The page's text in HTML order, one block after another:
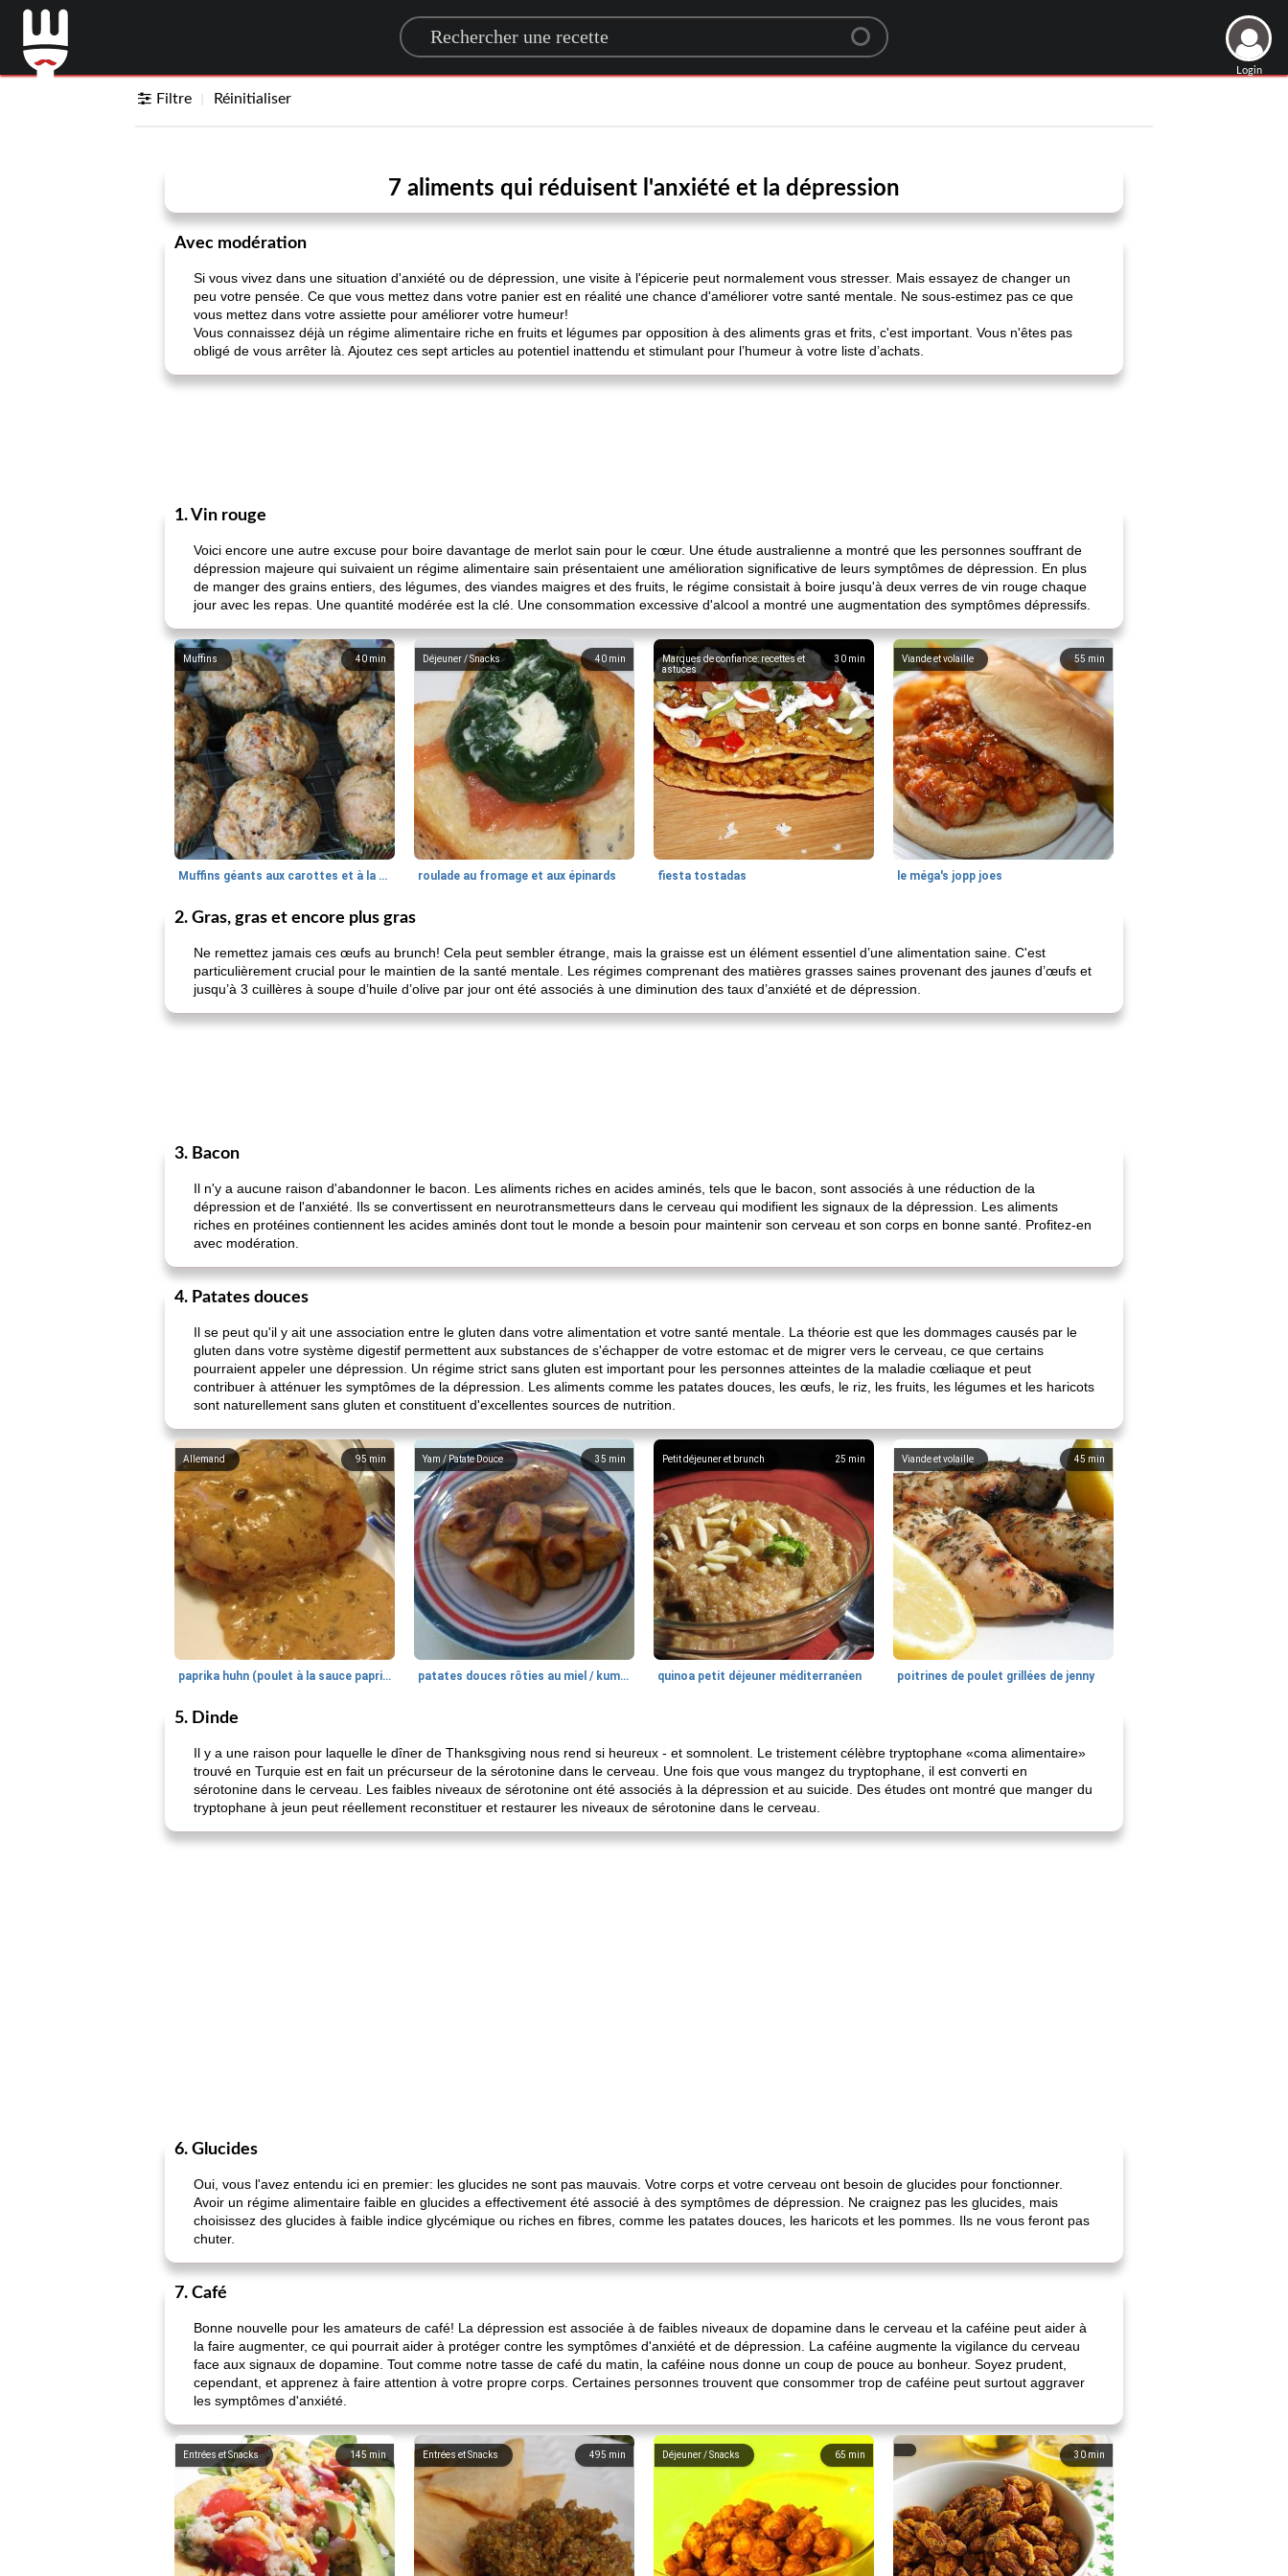
Search for a recipe
Login
Filtre Réinitialiser
7 aliments qui réduisent l'anxiété et la dépression
Avec modération
Si vous vivez dans une situation d'anxiété ou de dépression, une visite à l'épicerie peut normalement vous stresser. Mais essayez de changer un
peu votre pensée. Ce que vous mettez dans votre panier est en réalité une chance d'améliorer votre santé mentale. Ne sous-estimez pas ce que
vous mettez dans votre assiette pour améliorer votre humeur!
Vous connaissez déjà un régime alimentaire riche en fruits et légumes par opposition à des aliments gras et frits, c'est important. Vous n'êtes pas
obligé de vous arrêter là. Ajoutez ces sept articles au potentiel inattendu et stimulant pour l’humeur à votre liste d’achats.
1. Vin rouge
Voici encore une autre excuse pour boire davantage de merlot sain pour le cœur. Une étude australienne a montré que les personnes souffrant de
dépression majeure qui suivaient un régime alimentaire sain présentaient une amélioration significative de leurs symptômes de dépression. En plus
de manger des grains entiers, des légumes, des viandes maigres et des fruits, le régime consistait à boire jusqu'à deux verres de vin rouge chaque
jour avec les repas. Une quantité modérée est la clé. Une consommation excessive d'alcool a montré une augmentation des symptômes dépressifs.
40 min
Muffins
Muffins géants aux carottes et à la banane de Nif
40 min
Déjeuner / Snacks
roulade au fromage et aux épinards
30 min
Marques de confiance: recettes et
astuces
fiesta tostadas
55 min
Viande et volaille
le méga's jopp joes
2. Gras, gras et encore plus gras
Ne remettez jamais ces œufs au brunch! Cela peut sembler étrange, mais la graisse est un élément essentiel d’une alimentation saine. C'est
particulièrement crucial pour le maintien de la santé mentale. Les régimes comprenant des matières grasses saines provenant des jaunes d’œufs et
jusqu’à 3 cuillères à soupe d’huile d’olive par jour ont été associés à une diminution des taux d’anxiété et de dépression.
3. Bacon
Il n'y a aucune raison d'abandonner le bacon. Les aliments riches en acides aminés, tels que le bacon, sont associés à une réduction de la
dépression et de l'anxiété. Ils se convertissent en neurotransmetteurs dans le cerveau qui modifient les signaux de la dépression. Les aliments
riches en protéines contiennent les acides aminés dont tout le monde a besoin pour maintenir son cerveau et son corps en bonne santé. Profitez-en
avec modération.
4. Patates douces
Il se peut qu'il y ait une association entre le gluten dans votre alimentation et votre santé mentale. La théorie est que les dommages causés par le
gluten dans votre système digestif permettent aux substances de s'échapper de votre estomac et de migrer vers le cerveau, ce que certains
pourraient appeler une dépression. Un régime strict sans gluten est important pour les personnes atteintes de la maladie cœliaque et peut
contribuer à atténuer les symptômes de la dépression. Les aliments comme les patates douces, les œufs, le riz, les fruits, les légumes et les haricots
sont naturellement sans gluten et constituent d'excellentes sources de nutrition.
95min
Allemand
paprika huhn (poulet à la sauce paprika).
35 min
Yam / Patate Douce
patates douces rôties au miel / kumara
25 min
Petit déjeuner et brunch
quinoa petit déjeuner méditerranéen
45 min
Viande et volaille
poitrines de poulet grillées de jenny
5. Dinde
Il y a une raison pour laquelle le dîner de Thanksgiving nous rend si heureux - et somnolent. Le tristement célèbre tryptophane «coma alimentaire»
trouvé en Turquie est en fait un précurseur de la sérotonine dans le cerveau. Une fois que vous mangez du tryptophane, il est converti en
sérotonine dans le cerveau. Les faibles niveaux de sérotonine ont été associés à la dépression et au suicide. Des études ont montré que manger du
tryptophane à jeun peut réellement reconstituer et restaurer les niveaux de sérotonine dans le cerveau.
6. Glucides
Oui, vous l'avez entendu ici en premier: les glucides ne sont pas mauvais. Votre corps et votre cerveau ont besoin de glucides pour fonctionner.
Avoir un régime alimentaire faible en glucides a effectivement été associé à des symptômes de dépression. Ne craignez pas les glucides, mais
choisissez des glucides à faible indice glycémique ou riches en fibres, comme les patates douces, les haricots et les pommes. Ils ne vous feront pas
chuter.
7. Café
Bonne nouvelle pour les amateurs de café! La dépression est associée à de faibles niveaux de dopamine dans le cerveau et la caféine peut aider à
la faire augmenter, ce qui pourrait aider à protéger contre les symptômes d'anxiété et de dépression. La caféine augmente la vigilance du cerveau
face aux signaux de dopamine. Tout comme notre tasse de café du matin, la caféine nous donne un coup de pouce au bonheur. Soyez prudent,
cependant, et apprenez à faire attention à votre propre corps. Certaines personnes trouvent que consommer trop de caféine peut surtout aggraver
les symptômes d'anxiété.
145 min
Entrées et Snacks 495 min
Entrées et Snacks 65 min
Déjeuner / Snacks 30min